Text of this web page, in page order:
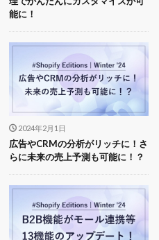
能に！
2024年2月1日
広告やCRMの分析がリッチに！さ
らに未来の売上予測も可能に！？